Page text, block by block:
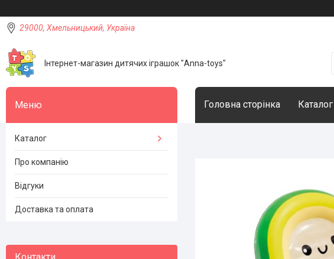
29000, Хмельницький, Україна
Інтернет-магазин дитячих іграшок "Anna-toys"
Головна сторінка Каталог
Каталог
Про компанію
Відгуки
Доставка та оплата